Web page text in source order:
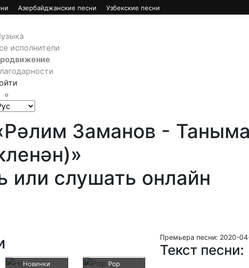
Азербайджанские песни Узбекские песни
исполнители
Заманов -
или слушать онлайн
Премьера песни: 2020-
Текст песни:
Новинки Pop